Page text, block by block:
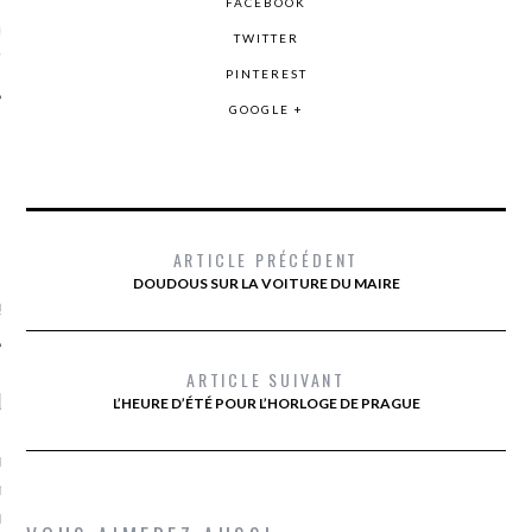
@Isa_Monrozier
ARCACHON
je t'aime, my little bassin
comment ? "
TWITTER
PINTEREST
GOOGLE +
ARTICLE PRÉCÉDENT
DOUDOUS SUR LA VOITURE DU MAIRE
ARTICLE SUIVANT
L’HEURE D’ÉTÉ POUR L’HORLOGE DE PRAGUE